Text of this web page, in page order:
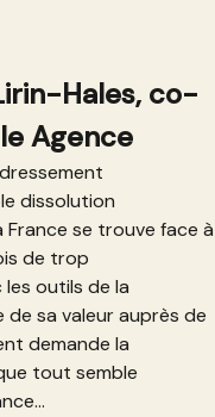
Hales, co-
Agence
dissolution
se trouve face à
de trop
outils de la
sa valeur auprès de
demande la
tout semble